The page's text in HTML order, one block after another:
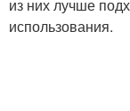
из них лучше
использования.